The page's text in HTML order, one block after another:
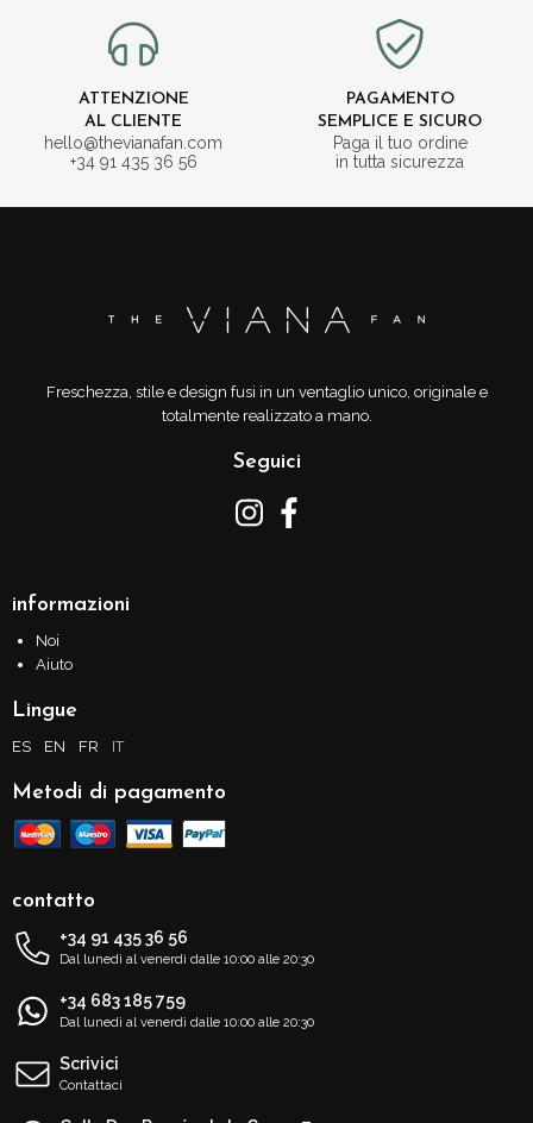
ATTENZIONE
AL CLIENTE
hello@thevianafan.com
+34 91 435 36 56
PAGAMENTO
SEMPLICE E SICURO
Paga il tuo ordine
in tutta sicurezza
Freschezza, stile e design fusi in un ventaglio unico, originale e
totalmente realizzato a mano.
Seguici
informazioni
Noi
Aiuto
Lingue
ES EN FR IT
Metodi di pagamento
contatto
+34 91 435 36 56
Dal lunedì al venerdì dalle 10:00 alle 20:30
+34 683 185 759
Dal lunedì al venerdì dalle 10:00 alle 20:30
Scrivici
Contattaci